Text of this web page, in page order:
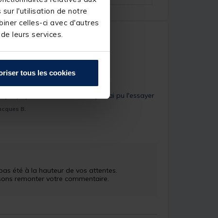
l'utilisation de notre
celles-ci avec d'autres
leurs services.
tous les cookies
j'ai paye, malheureusement je n'ai pu l'essayer
B.
été à la hauteur de vos attentes.
remonter votre commentaire.